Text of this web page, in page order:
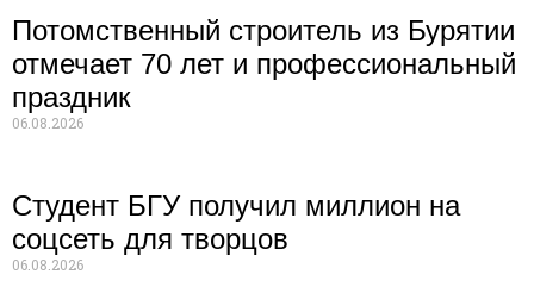
Потомственный строитель из Бурятии
отмечает 70 лет и профессиональный
праздник
06.08.2026
Студент БГУ получил миллион на
соцсеть для творцов
06.08.2026